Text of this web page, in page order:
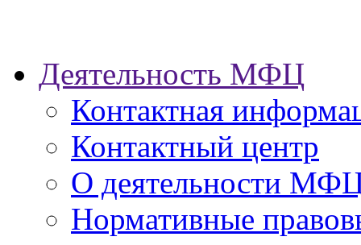
Деятельность МФЦ
Контактная
Контактный центр
О деятельности
Нормативные